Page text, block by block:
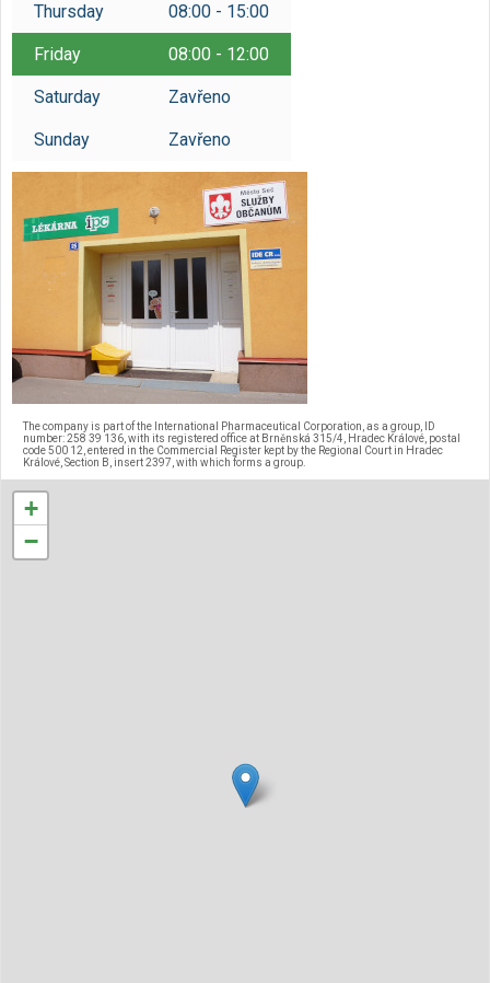
Thursday 08:00 - 15:00
Friday 08:00 - 12:00
Saturday Zavřeno
Sunday Zavřeno
The company is part of the International Pharmaceutical Corporation, as a group, ID
number: 258 39 136, with its registered office at Brněnská 315/4, Hradec Králové, postal
code 500 12, entered in the Commercial Register kept by the Regional Court in Hradec
Králové, Section B, insert 2397, with which forms a group.
+
−